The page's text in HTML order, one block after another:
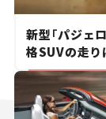
新型「パジェ
格SUVの走り